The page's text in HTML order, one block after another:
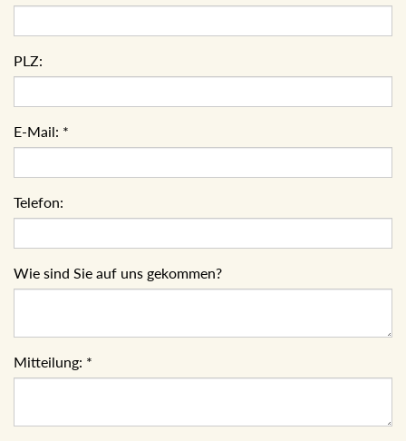
PLZ:
E-Mail: *
Telefon:
Wie sind Sie auf uns gekommen?
Mitteilung: *